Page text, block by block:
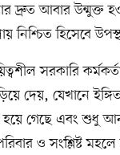
দ্রুত আবার উন্মুক্ত
নিশ্চিত হিসেবে
সরকারি
দেয়, যেখানে
হয়ে গেছে এবং শুধু
ও সংশ্লিষ্ট